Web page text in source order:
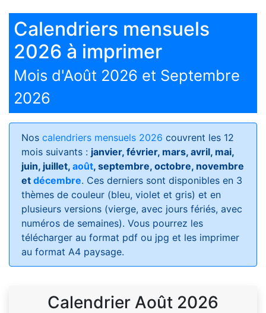
Calendriers mensuels
2026 à imprimer
Mois d'Août 2026 et Septembre
2026
Nos calendriers mensuels 2026 couvrent les 12
mois suivants : janvier, février, mars, avril, mai,
juin, juillet, août, septembre, octobre, novembre
et décembre. Ces derniers sont disponibles en 3
thèmes de couleur (bleu, violet et gris) et en
plusieurs versions (vierge, avec jours fériés, avec
numéros de semaines). Vous pourrez les
télécharger au format pdf ou jpg et les imprimer
au format A4 paysage.
Calendrier Août 2026